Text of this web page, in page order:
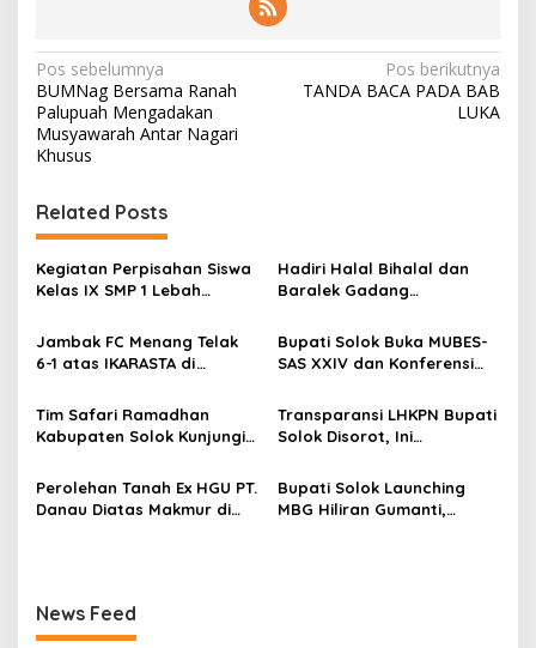
N
a
v
g
a
s
p
o
s
Pos sebelumnya
BUMNag Bersama Ranah
Palupuah Mengadakan
Musyawarah Antar Nagari
Khusus
Pos berikutnya
TANDA BACA PADA BAB
LUKA
Related Posts
Kegiatan Perpisahan Siswa
Kelas IX SMP 1 Lebah
Pila Alahan Panjang Menuai
Sorotan Tajam
Hadiri Halal Bihalal dan
Baralek Gadang
Tangah, Bupati Solok
Sekaligus Meresmikan
Jambak FC Menang Telak
6-1 atas IKARASTA di
Talang
Bupati Solok Buka MUBES-
SAS XXIV dan Konferensi
Tim Safari Ramadhan
Kabupaten Solok Kunjungi
Batu Cupak
Transparansi LHKPN Bupati
Solok Disorot, Ini
Perolehan Tanah Ex HGU PT.
Danau Diatas Makmur di
Bupati Solok Launching
MBG Hiliran Gumanti,
News Feed